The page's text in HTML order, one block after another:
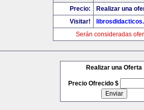
Precio:
Realizar una
Visitar!
Serán consideradas
Realizar una Oferta
Precio Ofrecido $